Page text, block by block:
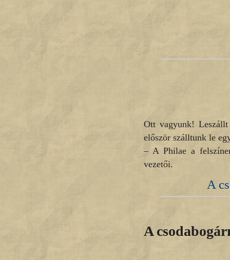
Ott vagyunk!
először szálltunk le
– A Philae a
vezetői.
A
A